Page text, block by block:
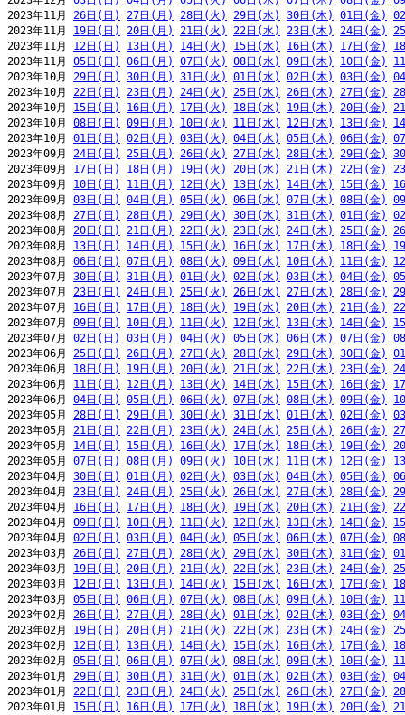
2023年11月 26日(日) 27日(月) 28日(火) 29日(水) 30日(木) 01日(金)
2023年11月 19日(日) 20日(月) 21日(火) 22日(水) 23日(木) 24日(金)
2023年11月 12日(日) 13日(月) 14日(火) 15日(水) 16日(木) 17日(金)
2023年11月 05日(日) 06日(月) 07日(火) 08日(水) 09日(木) 10日(金)
2023年10月 29日(日) 30日(月) 31日(火) 01日(水) 02日(木) 03日(金)
2023年10月 22日(日) 23日(月) 24日(火) 25日(水) 26日(木) 27日(金)
2023年10月 15日(日) 16日(月) 17日(火) 18日(水) 19日(木) 20日(金)
2023年10月 08日(日) 09日(月) 10日(火) 11日(水) 12日(木) 13日(金)
2023年10月 01日(日) 02日(月) 03日(火) 04日(水) 05日(木) 06日(金)
2023年09月 24日(日) 25日(月) 26日(火) 27日(水) 28日(木) 29日(金)
2023年09月 17日(日) 18日(月) 19日(火) 20日(水) 21日(木) 22日(金)
2023年09月 10日(日) 11日(月) 12日(火) 13日(水) 14日(木) 15日(金)
2023年09月 03日(日) 04日(月) 05日(火) 06日(水) 07日(木) 08日(金)
2023年08月 27日(日) 28日(月) 29日(火) 30日(水) 31日(木) 01日(金)
2023年08月 20日(日) 21日(月) 22日(火) 23日(水) 24日(木) 25日(金)
2023年08月 13日(日) 14日(月) 15日(火) 16日(水) 17日(木) 18日(金)
2023年08月 06日(日) 07日(月) 08日(火) 09日(水) 10日(木) 11日(金)
2023年07月 30日(日) 31日(月) 01日(火) 02日(水) 03日(木) 04日(金)
2023年07月 23日(日) 24日(月) 25日(火) 26日(水) 27日(木) 28日(金)
2023年07月 16日(日) 17日(月) 18日(火) 19日(水) 20日(木) 21日(金)
2023年07月 09日(日) 10日(月) 11日(火) 12日(水) 13日(木) 14日(金)
2023年07月 02日(日) 03日(月) 04日(火) 05日(水) 06日(木) 07日(金)
2023年06月 25日(日) 26日(月) 27日(火) 28日(水) 29日(木) 30日(金)
2023年06月 18日(日) 19日(月) 20日(火) 21日(水) 22日(木) 23日(金)
2023年06月 11日(日) 12日(月) 13日(火) 14日(水) 15日(木) 16日(金)
2023年06月 04日(日) 05日(月) 06日(火) 07日(水) 08日(木) 09日(金)
2023年05月 28日(日) 29日(月) 30日(火) 31日(水) 01日(木) 02日(金)
2023年05月 21日(日) 22日(月) 23日(火) 24日(水) 25日(木) 26日(金)
2023年05月 14日(日) 15日(月) 16日(火) 17日(水) 18日(木) 19日(金)
2023年05月 07日(日) 08日(月) 09日(火) 10日(水) 11日(木) 12日(金)
2023年04月 30日(日) 01日(月) 02日(火) 03日(水) 04日(木) 05日(金)
2023年04月 23日(日) 24日(月) 25日(火) 26日(水) 27日(木) 28日(金)
2023年04月 16日(日) 17日(月) 18日(火) 19日(水) 20日(木) 21日(金)
2023年04月 09日(日) 10日(月) 11日(火) 12日(水) 13日(木) 14日(金)
2023年04月 02日(日) 03日(月) 04日(火) 05日(水) 06日(木) 07日(金)
2023年03月 26日(日) 27日(月) 28日(火) 29日(水) 30日(木) 31日(金)
2023年03月 19日(日) 20日(月) 21日(火) 22日(水) 23日(木) 24日(金)
2023年03月 12日(日) 13日(月) 14日(火) 15日(水) 16日(木) 17日(金)
2023年03月 05日(日) 06日(月) 07日(火) 08日(水) 09日(木) 10日(金)
2023年02月 26日(日) 27日(月) 28日(火) 01日(水) 02日(木) 03日(金)
2023年02月 19日(日) 20日(月) 21日(火) 22日(水) 23日(木) 24日(金)
2023年02月 12日(日) 13日(月) 14日(火) 15日(水) 16日(木) 17日(金)
2023年02月 05日(日) 06日(月) 07日(火) 08日(水) 09日(木) 10日(金)
2023年01月 29日(日) 30日(月) 31日(火) 01日(水) 02日(木) 03日(金)
2023年01月 22日(日) 23日(月) 24日(火) 25日(水) 26日(木) 27日(金)
2023年01月 15日(日) 16日(月) 17日(火) 18日(水) 19日(木) 20日(金)